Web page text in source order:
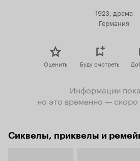
1923, драма
Германия
Оценить Буду смотреть
Информации
но это временно — скоро
Сиквелы, приквелы и